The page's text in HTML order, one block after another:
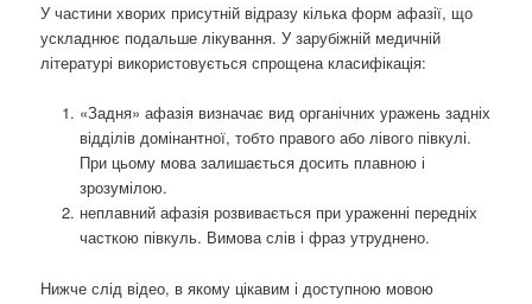
У частини хворих присутній відразу кілька форм афазії, що
ускладнює подальше лікування. У зарубіжній медичній
літературі використовується спрощена класифікація:
«Задня» афазія визначає вид органічних уражень задніх
відділів домінантної, тобто правого або лівого півкулі.
При цьому мова залишається досить плавною і
зрозумілою.
неплавний афазія розвивається при ураженні передніх
часткою півкуль. Вимова слів і фраз утруднено.
Нижче слід відео, в якому цікавим і доступною мовою